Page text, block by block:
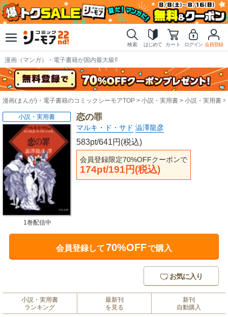
検索 はじめて カート ログイン 会員登録
漫画（マンガ）・電子書籍が国内最大級!!
漫画(まんが)・電子書籍のコミックシーモアTOP 小説・実用書 小説・実用書
恋の罪
マルキ・ド・サド 澁澤龍彦
583pt/641円(税込)
会員登録限定70%OFFクーポンで
174pt/191円(税込)
小説・実用書
1巻配信中
会員登録して70%OFFで購入
お気に入り
小説・実用書
ランキング
最新刊
を見る
新刊
自動購入